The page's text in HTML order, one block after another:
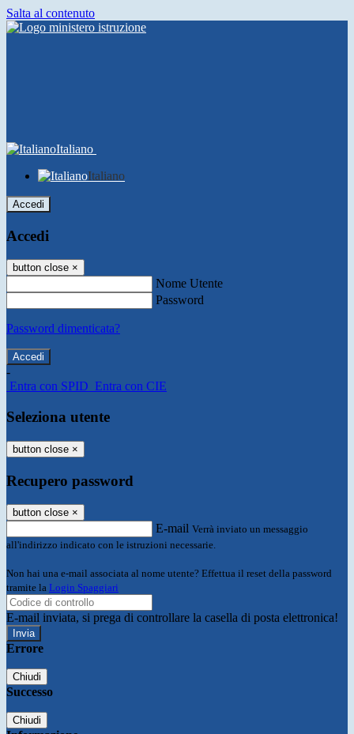
Salta al contenuto
Italiano
Italiano
Accedi
Accedi
button close ×
Nome Utente
Password
Password dimenticata?
-
Entra con SPID Entra con CIE
Seleziona utente
button close ×
Recupero password
button close ×
E-mail Verrà inviato un messaggio
all'indirizzo indicato con le istruzioni necessarie.
Non hai una e-mail associata al nome utente? Effettua il reset della password
tramite la Login Spaggiari
E-mail inviata, si prega di controllare la casella di posta elettronica!
Errore
Chiudi
Successo
Chiudi